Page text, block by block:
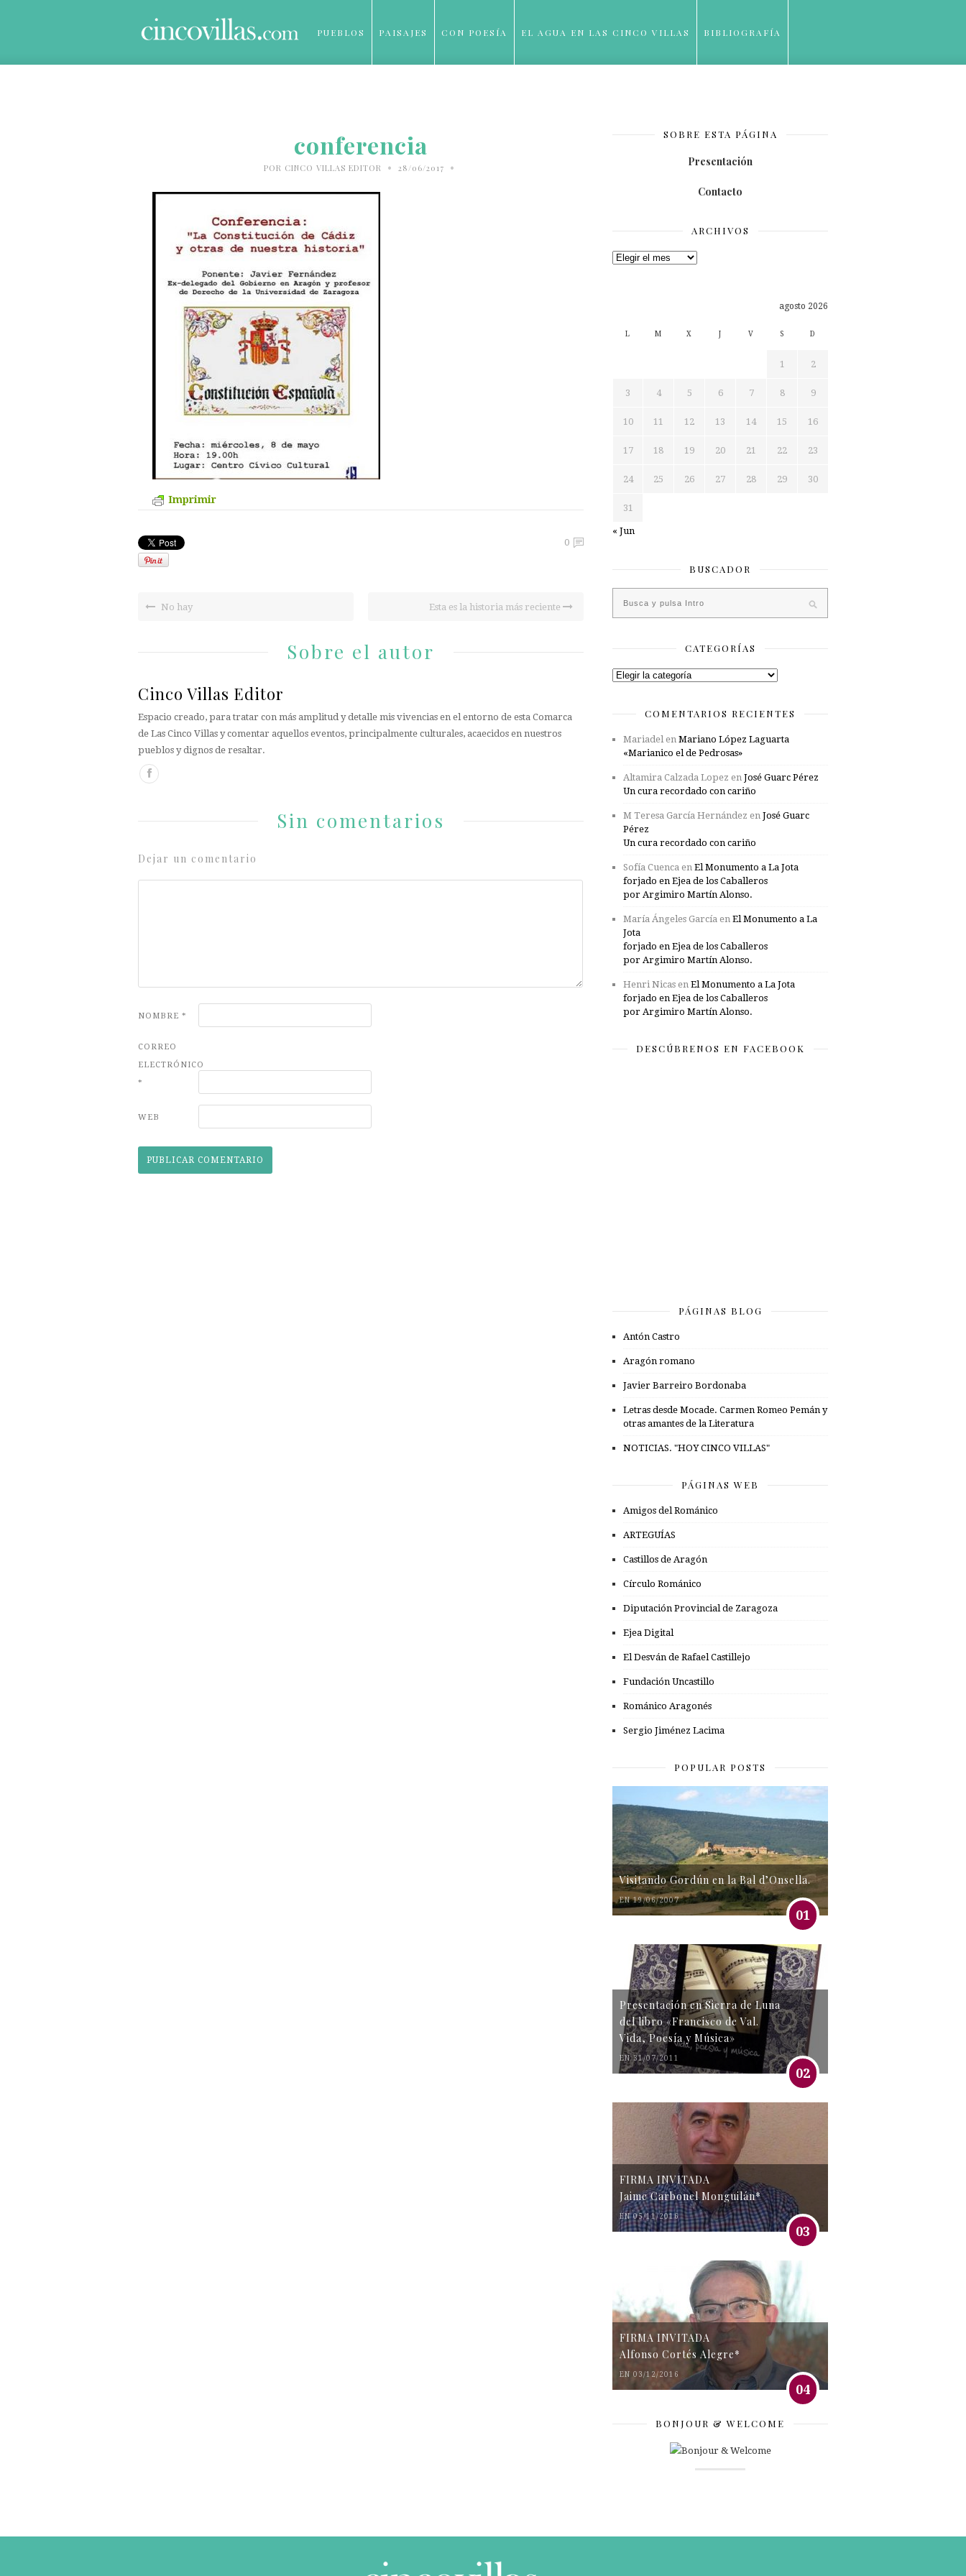
PUEBLOS PAISAJES CON POESÍA EL AGUA EN LAS CINCO VILLAS BIBLIOGRAFÍA
conferencia
POR CINCO VILLAS EDITOR • 28/06/2017 •
Imprimir
0
No hay Esta es la historia más reciente
Sobre el autor
Cinco Villas Editor
Espacio creado, para tratar con más amplitud y detalle mis vivencias en el entorno de esta Comarca
de Las Cinco Villas y comentar aquellos eventos, principalmente culturales, acaecidos en nuestros
pueblos y dignos de resaltar.
Sin comentarios
Dejar un comentario
NOMBRE *
CORREO
ELECTRÓNICO
*
WEB
SOBRE ESTA PÁGINA
Presentación
Contacto
ARCHIVOS
Archivos
agosto 2026
L M X J V S D
1 2
3 4 5 6 7 8 9
10 11 12 13 14 15 16
17 18 19 20 21 22 23
24 25 26 27 28 29 30
31
« Jun
BUSCADOR
CATEGORÍAS
Categorías
COMENTARIOS RECIENTES
Mariadelen Mariano López Laguarta
«Marianico el de Pedrosas»
Altamira Calzada Lopez en José Guarc Pérez
Un cura recordado con cariño
M Teresa García Hernández en José Guarc
Pérez
Un cura recordado con cariño
Sofía Cuenca en El Monumento a La Jota
forjado en Ejea de los Caballeros
por Argimiro Martín Alonso.
María Ángeles García en El Monumento a La
Jota
forjado en Ejea de los Caballeros
por Argimiro Martín Alonso.
Henri Nicas en El Monumento a La Jota
forjado en Ejea de los Caballeros
por Argimiro Martín Alonso.
DESCÚBRENOS EN FACEBOOK
PÁGINAS BLOG
Antón Castro
Aragón romano
Javier Barreiro Bordonaba
Letras desde Mocade. Carmen Romeo Pemán y
otras amantes de la Literatura
NOTICIAS. "HOY CINCO VILLAS"
PÁGINAS WEB
Amigos del Románico
ARTEGUÍAS
Castillos de Aragón
Círculo Románico
Diputación Provincial de Zaragoza
Ejea Digital
El Desván de Rafael Castillejo
Fundación Uncastillo
Románico Aragonés
Sergio Jiménez Lacima
POPULAR POSTS
Visitando Gordún en la Bal d’Onsella.
EN 19/06/2007
01
Presentación en Sierra de Luna
del libro «Francisco de Val.
Vida, Poesía y Música»
EN 31/07/2011
02
FIRMA INVITADA
Jaime Carbonel Monguilán*
EN 05/11/2016
03
FIRMA INVITADA
Alfonso Cortés Alegre*
EN 03/12/2016
04
BONJOUR & WELCOME